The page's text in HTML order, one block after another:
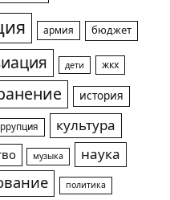
армия бюджет
дети жкх
история
культура
музыка
наука
политика